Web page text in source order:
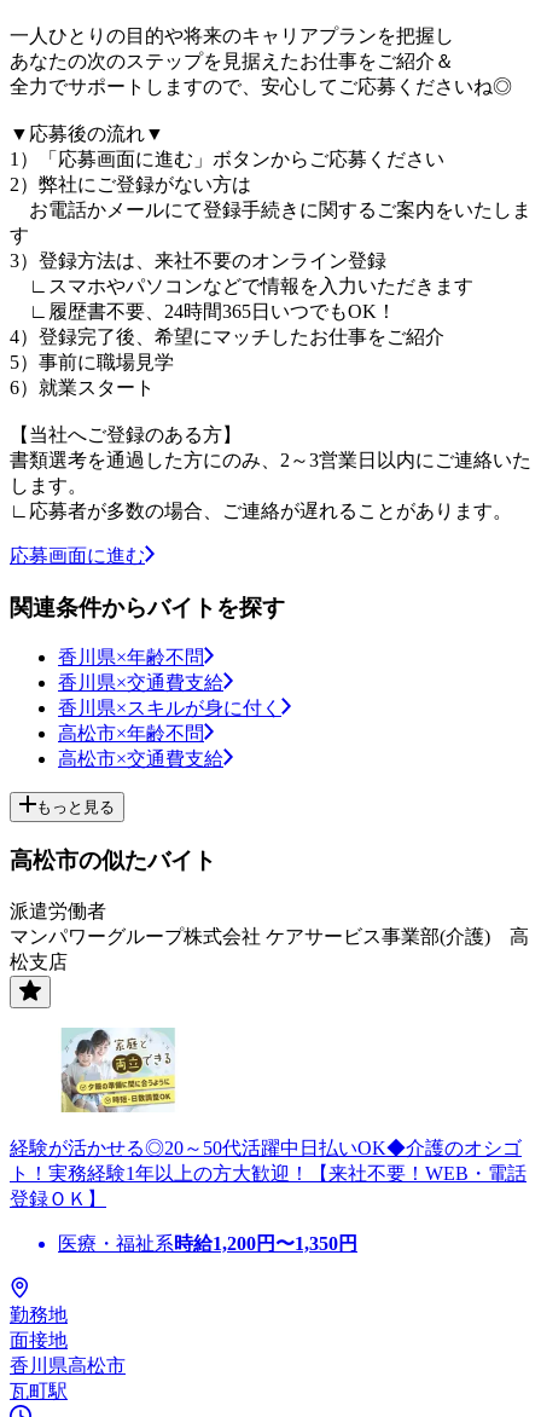
一人ひとりの目的や将来のキャリアプランを把握し
あなたの次のステップを見据えたお仕事をご紹介＆
全力でサポートしますので、安心してご応募くださいね◎
▼応募後の流れ▼
1）「応募画面に進む」ボタンからご応募ください
2）弊社にご登録がない方は
お電話かメールにて登録手続きに関するご案内をいたしま
す
3）登録方法は、来社不要のオンライン登録
∟スマホやパソコンなどで情報を入力いただきます
∟履歴書不要、24時間365日いつでもOK！
4）登録完了後、希望にマッチしたお仕事をご紹介
5）事前に職場見学
6）就業スタート
【当社へご登録のある方】
書類選考を通過した方にのみ、2～3営業日以内にご連絡いた
します。
∟応募者が多数の場合、ご連絡が遅れることがあります。
応募画面に進む
関連条件からバイトを探す
香川県×年齢不問
香川県×交通費支給
香川県×スキルが身に付く
高松市×年齢不問
高松市×交通費支給
もっと見る
高松市の似たバイト
派遣労働者
マンパワーグループ株式会社 ケアサービス事業部(介護) 高
松支店
経験が活かせる◎20～50代活躍中日払いOK◆介護のオシゴ
ト！実務経験1年以上の方大歓迎！【来社不要！WEB・電話
登録ＯＫ】
医療・福祉系時給1,200円〜1,350円
勤務地
面接地
香川県高松市
瓦町駅